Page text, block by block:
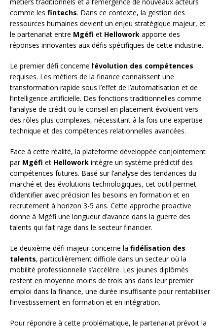
comme les fintechs. Dans ce contexte, la gestion des
ressources humaines devient un enjeu stratégique majeur, et
le partenariat entre Mgéfi et Hellowork apporte des
réponses innovantes aux défis spécifiques de cette industrie.
Le premier défi concerne l’évolution des compétences
requises. Les métiers de la finance connaissent une
transformation rapide sous l’effet de l’automatisation et de
l’intelligence artificielle. Des fonctions traditionnelles comme
l’analyse de crédit ou le conseil en placement évoluent vers
des rôles plus complexes, nécessitant à la fois une expertise
technique et des compétences relationnelles avancées.
Face à cette réalité, la plateforme développée conjointement
par Mgéfi et Hellowork intègre un système prédictif des
compétences futures. Basé sur l’analyse des tendances du
marché et des évolutions technologiques, cet outil permet
d’identifier avec précision les besoins en formation et en
recrutement à horizon 3-5 ans. Cette approche proactive
donne à Mgéfi une longueur d’avance dans la guerre des
talents qui fait rage dans le secteur financier.
Le deuxième défi majeur concerne la fidélisation des
talents, particulièrement difficile dans un secteur où la
mobilité professionnelle s’accélère. Les jeunes diplômés
restent en moyenne moins de trois ans dans leur premier
emploi dans la finance, une durée insuffisante pour rentabiliser
l’investissement en formation et en intégration.
Pour répondre à cette problématique, le partenariat prévoit la